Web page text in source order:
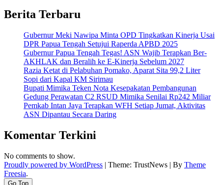
Berita Terbaru
Gubernur Meki Nawipa Minta OPD Tingkatkan Kinerja Usai
DPR Papua Tengah Setujui Raperda APBD 2025
Gubernur Papua Tengah Tegas! ASN Wajib Terapkan Ber-
AKHLAK dan Beralih ke E-Kinerja Sebelum 2027
Razia Ketat di Pelabuhan Pomako, Aparat Sita 99,2 Liter
Sopi dari Kapal KM Sirimau
Bupati Mimika Teken Nota Kesepakatan Pembangunan
Gedung Perawatan C2 RSUD Mimika Senilai Rp242 Miliar
Pemkab Intan Jaya Terapkan WFH Setiap Jumat, Aktivitas
ASN Dipantau Secara Daring
Komentar Terkini
No comments to show.
Proudly powered by WordPress | Theme: TrustNews | By Theme
Freesia.
Go Top